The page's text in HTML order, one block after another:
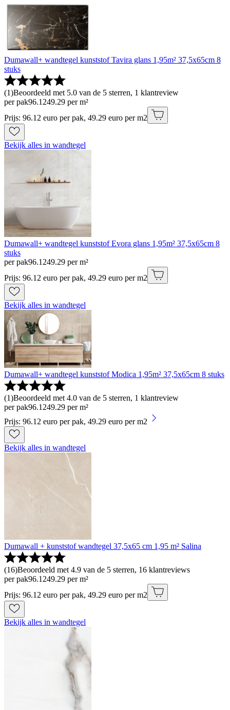
Dumawall+ wandtegel kunststof Tavira glans 1,95m² 37,5x65cm 8
stuks
(1)Beoordeeld met 5.0 van de 5 sterren, 1 klantreview
per pak96.1249.29 per m²
Prijs: 96.12 euro per pak, 49.29 euro per m2
Bekijk alles in wandtegel
Dumawall+ wandtegel kunststof Evora glans 1,95m² 37,5x65cm 8
stuks
per pak96.1249.29 per m²
Prijs: 96.12 euro per pak, 49.29 euro per m2
Bekijk alles in wandtegel
Dumawall+ wandtegel kunststof Modica 1,95m² 37,5x65cm 8 stuks
(1)Beoordeeld met 4.0 van de 5 sterren, 1 klantreview
per pak96.1249.29 per m²
Prijs: 96.12 euro per pak, 49.29 euro per m2
Bekijk alles in wandtegel
Dumawall + kunststof wandtegel 37,5x65 cm 1,95 m² Salina
(16)Beoordeeld met 4.9 van de 5 sterren, 16 klantreviews
per pak96.1249.29 per m²
Prijs: 96.12 euro per pak, 49.29 euro per m2
Bekijk alles in wandtegel